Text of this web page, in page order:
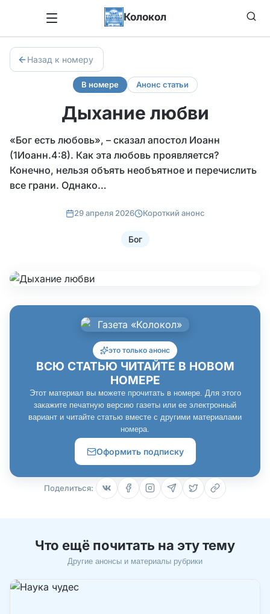
Колокол
Назад к номеру
В номере Анонс статьи
Дыхание любви
«Бог есть любовь», – сказал апостол Иоанн
(1Иоанн.4:8). Как эта любовь проявляется?
Конечно, нельзя объять необъятное и перечислить
все грани. Однако…
29 апреля 2026 Короткий анонс
Бог
это только анонс
ВСЮ СТАТЬЮ ЧИТАЙТЕ В НОВОМ
НОМЕРЕ
Этот материал вы можете прочитать в номере. Для этого
закажите печатную версию газеты или ее электронный
вариант и читайте статью вместе с другими материалами
номера.
Оформить подписку
Поделиться:
Что ещё почитать на эту тему
Другие анонсы и материалы рубрики